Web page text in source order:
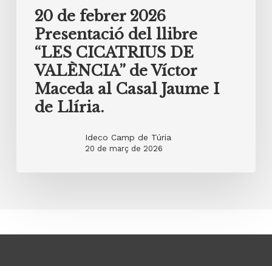
20 de febrer 2026
Presentació del llibre
“LES CICATRIUS DE
VALÈNCIA” de Víctor
Maceda al Casal Jaume I
de Llíria.
Ideco Camp de Túria
20 de març de 2026